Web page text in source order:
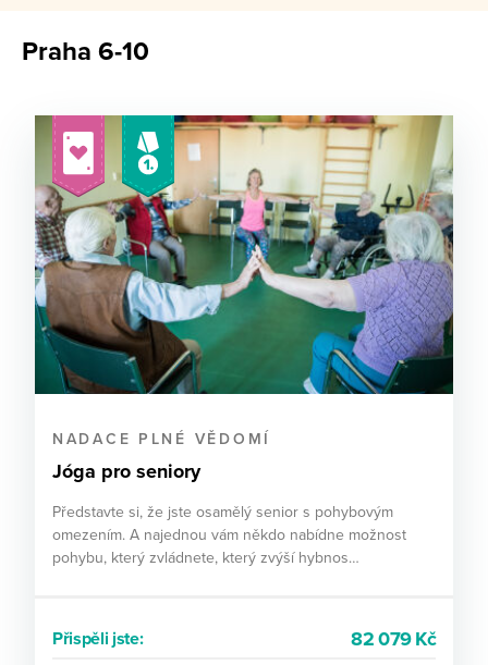
Praha 6-10
NADACE PLNÉ VĚDOMÍ
Jóga pro seniory
Představte si, že jste osamělý senior s pohybovým
omezením. A najednou vám někdo nabídne možnost
pohybu, který zvládnete, který zvýší hybnos…
Přispěli jste: 82 079 Kč